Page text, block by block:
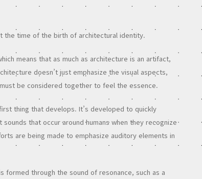
the time of the birth of architectural identity.
means that as much as architecture is an artifact,
doesn’t just emphasize the visual aspects,
be considered together to feel the essence.
thing that develops. It’s developed to quickly
that occur around humans when they recognize
are being made to emphasize auditory elements in
formed through the sound of resonance, such as a